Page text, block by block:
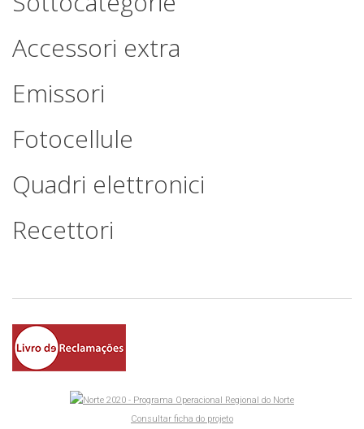
Accessori extra
Emissori
Fotocellule
Quadri elettronici
Recettori
Consultar ficha do projeto